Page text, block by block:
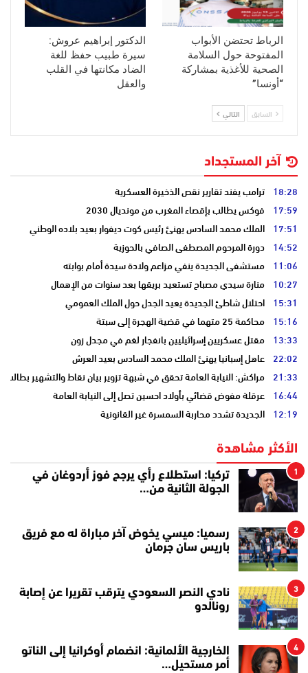
الرباط تحتضن الأبواب
المفتوحة حول السلامة
الصحية للأغذية بمشاركة
“أونسا”
الدكتور إبراهيم عروش:
سيرة طبيب حفظ للغة
الضاد مكانتها في القلب
والعقل
السابق التالي
آخر المستجداد
18:28 ترامب يفند تقارير نقص الذخيرة العسكرية
17:59 فوكس يطالب بإقصاء المغرب من مونديال 2030
17:51 الملك محمد السادس يهنئ رئيس كوت ديفوار بعيد بلاده الوطني
14:52 دورة المرحوم المصطفى الصافي بالحوزية
11:06 مستشفى الجديدة ينفي مزاعم ولادة سيدة أمام بوابته
10:27 منارة سيدي مصباح تستعيد بريقها بعد سنوات من الإهمال
15:31 احتلال شاطئ الجديدة يعيد الجدل حول الملك العمومي
15:16 محاكمة 25 متهما في قضية الهجرة إلى سبتة
13:33 مقتل عسكريين إسرائيليين بانفجار لغم في مجدل زون
22:02 عاهل إسبانيا يهنئ الملك محمد السادس بعيد العرش
21:33 مراكش: النيابة العامة تحقق في شبهة تزوير بيان نقاط والتشهير بطالب
16:44 عرقلة مفوض قضائي بأولاد احسين تصل إلى النيابة العامة
12:19 الجديدة تشدد محاربة السمسرة غير القانونية
الأكثر مشاهدة
1
تركيا: استطلاع رأي يرجح فوز أردوغان في
الجولة الثانية من…
2
رسميا: ميسي يخوض آخر مباراة له مع فريق
باريس سان جرمان
3
نادي النصر السعودي يترقب تقريرا عن إصابة
رونالدو
4
الخارجية الألمانية: انضمام أوكرانيا إلى الناتو
أمر مستحيل…